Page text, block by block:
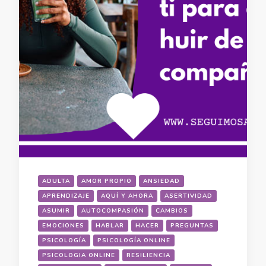
ADULTA AMOR PROPIO
ANSIEDAD
APRENDIZAJE
AQUÍ Y AHORA
ASERTIVIDAD
ASUMIR
AUTOCOMPASIÓN
CAMBIOS
EMOCIONES
HABLAR HACER
PREGUNTAS
PSICOLOGÍA
PSICOLOGÍA ONLINE
PSICOLOGIA ONLINE
RESILIENCIA